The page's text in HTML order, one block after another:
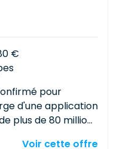
€
pour
d'une application
plus de 80 millions
Voir cette offre